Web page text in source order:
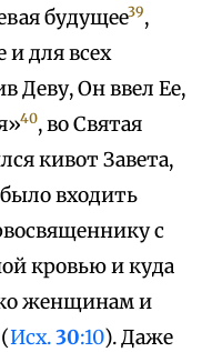
будущее39,
для всех
Деву, Он ввел Ее,
40, во Святая
кивот Завета,
входить
с
кровью и куда
женщинам и
Исх.30:10). Даже